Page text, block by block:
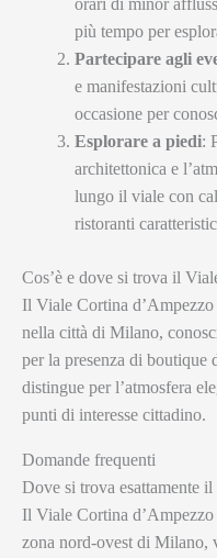
più tempo per
Partecipare agli
e manifestazioni
occasione per
Esplorare a piedi:
architettonica e
lungo il viale con
ristoranti
Cos’è e dove si trova il
Il Viale Cortina
nella città di Milano,
per la presenza di boutique
distingue per l’atmosfera
punti di interesse cittadino.
Domande frequenti
Dove si trova esattamente
Il Viale Cortina
zona nord-ovest di